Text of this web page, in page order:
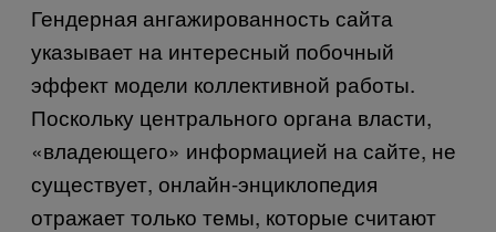
Гендерная ангажированность сайта
указывает на интересный побочный
эффект модели коллективной работы.
Поскольку центрального органа власти,
«владеющего» информацией на сайте, не
существует, онлайн-энциклопедия
отражает только темы, которые считают